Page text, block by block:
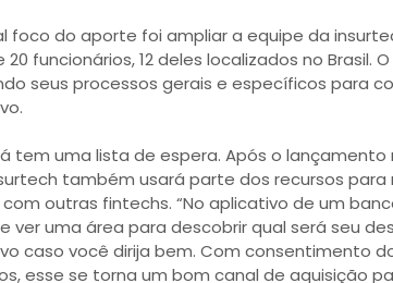
foco do aporte foi ampliar a equipe da
20 funcionários, 12 deles localizados no Brasil.
seus processos gerais e específicos para
tem uma lista de espera. Após o
também usará parte dos recursos
outras fintechs. “No aplicativo de um
ver uma área para descobrir qual será seu
caso você dirija bem. Com consentimento
esse se torna um bom canal de aquisição